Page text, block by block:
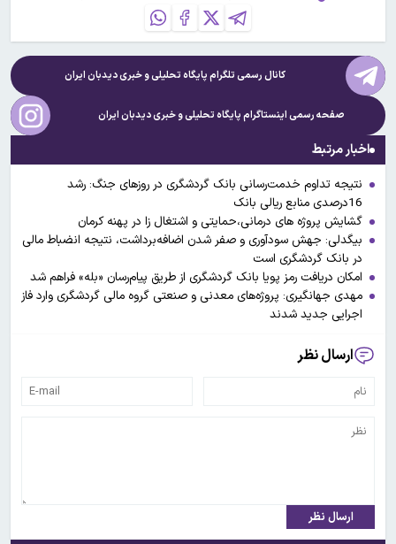
کانال رسمی تلگرام پایگاه تحلیلی و خبریدیدبان ایران
صفحه رسمی اینستاگرام پایگاه تحلیلی و خبریدیدبان ایران
اخبار مرتبط
نتیجه تداوم خدمت‌رسانی بانک گردشگری در روزهای جنگ: رشد
16درصدی منابع ریالی بانک
گشایش پروژه های درمانی،حمایتی و اشتغال زا در پهنه کرمان
بیگدلی: جهش سودآوری و صفر شدن اضافه‌برداشت، نتیجه انضباط مالی
در بانک گردشگری است
امکان دریافت رمز پویا بانک گردشگری از طریق پیام‌رسان «بله» فراهم شد
مهدی جهانگیری: پروژه‌های معدنی و صنعتی گروه مالی گردشگری وارد فاز
اجرایی جدید شدند
ارسال نظر
ارسال نظر